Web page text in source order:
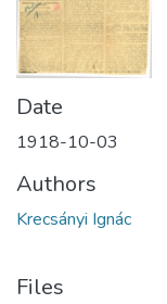
About us
Date
1918-10-03
Authors
Krecsányi Ignác
Files